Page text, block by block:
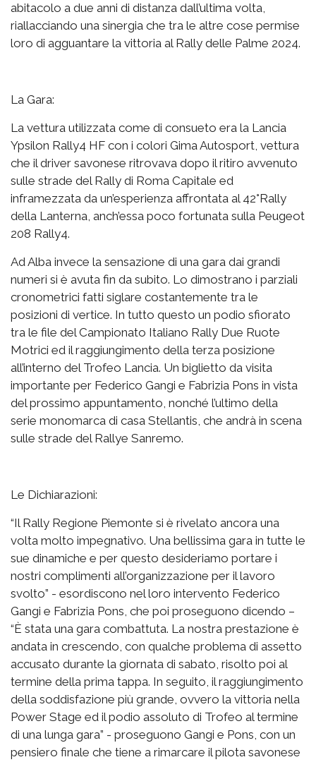
abitacolo a due anni di distanza dall’ultima volta,
riallacciando una sinergia che tra le altre cose permise
loro di agguantare la vittoria al Rally delle Palme 2024.
La Gara:
La vettura utilizzata come di consueto era la Lancia
Ypsilon Rally4 HF con i colori Gima Autosport, vettura
che il driver savonese ritrovava dopo il ritiro avvenuto
sulle strade del Rally di Roma Capitale ed
inframezzata da un’esperienza affrontata al 42°Rally
della Lanterna, anch’essa poco fortunata sulla Peugeot
208 Rally4.
Ad Alba invece la sensazione di una gara dai grandi
numeri si è avuta fin da subito. Lo dimostrano i parziali
cronometrici fatti siglare costantemente tra le
posizioni di vertice. In tutto questo un podio sfiorato
tra le file del Campionato Italiano Rally Due Ruote
Motrici ed il raggiungimento della terza posizione
all’interno del Trofeo Lancia. Un biglietto da visita
importante per Federico Gangi e Fabrizia Pons in vista
del prossimo appuntamento, nonché l’ultimo della
serie monomarca di casa Stellantis, che andrà in scena
sulle strade del Rallye Sanremo.
Le Dichiarazioni:
“Il Rally Regione Piemonte si è rivelato ancora una
volta molto impegnativo. Una bellissima gara in tutte le
sue dinamiche e per questo desideriamo portare i
nostri complimenti all’organizzazione per il lavoro
svolto” - esordiscono nel loro intervento Federico
Gangi e Fabrizia Pons, che poi proseguono dicendo –
“È stata una gara combattuta. La nostra prestazione è
andata in crescendo, con qualche problema di assetto
accusato durante la giornata di sabato, risolto poi al
termine della prima tappa. In seguito, il raggiungimento
della soddisfazione più grande, ovvero la vittoria nella
Power Stage ed il podio assoluto di Trofeo al termine
di una lunga gara” - proseguono Gangi e Pons, con un
pensiero finale che tiene a rimarcare il pilota savonese